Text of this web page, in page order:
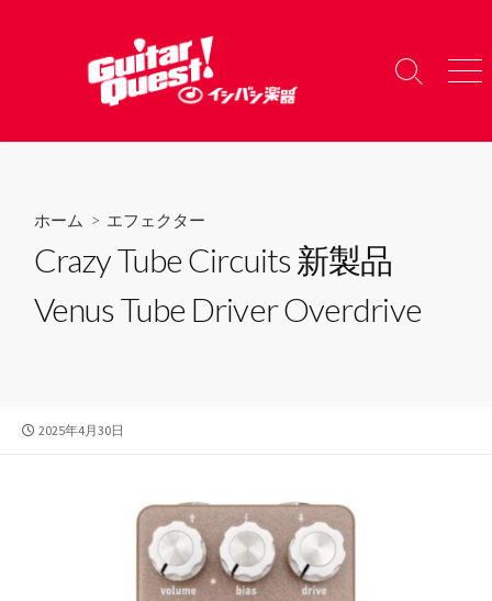
へ
検
り
メ
ー
ホーム > エフェクター
Crazy Tube Circuits 新製品
Venus Tube Driver Overdrive
公
2025年4月30日